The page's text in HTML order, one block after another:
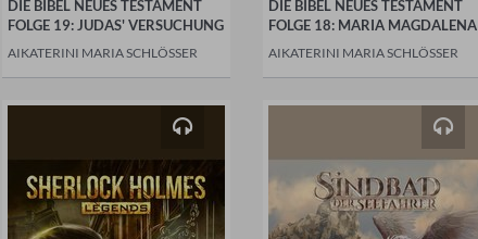
DIE BIBEL NEUES TESTAMENT
FOLGE 19: JUDAS' VERSUCHUNG
AIKATERINI MARIA SCHLÖSSER
DIE BIBEL NEUES TESTAMENT
FOLGE 18: MARIA MAGDALENA
AIKATERINI MARIA SCHLÖSSER